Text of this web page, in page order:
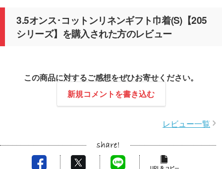
3.5オンス･コットンリネンギフト巾着(S)【205
シリーズ】を購入された方のレビュー
この商品に対するご感想をぜひお寄せください。
新規コメントを書き込む
レビュー一覧